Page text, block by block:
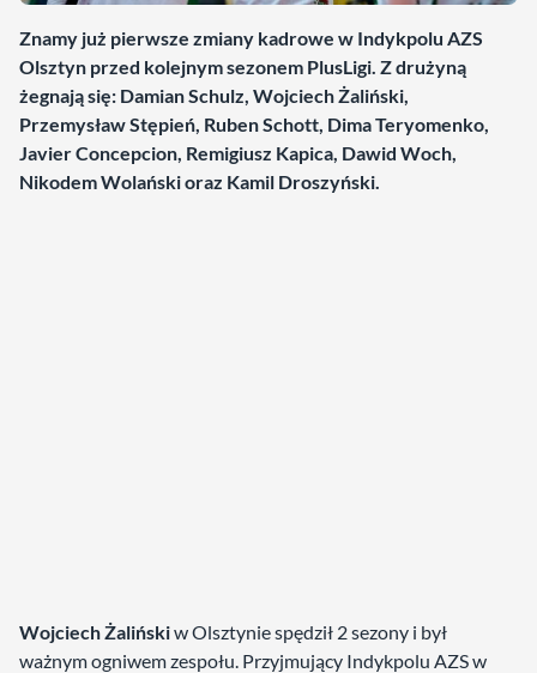
Znamy już pierwsze zmiany kadrowe w Indykpolu AZS
Olsztyn przed kolejnym sezonem PlusLigi. Z drużyną
żegnają się: Damian Schulz, Wojciech Żaliński,
Przemysław Stępień, Ruben Schott, Dima Teryomenko,
Javier Concepcion, Remigiusz Kapica, Dawid Woch,
Nikodem Wolański oraz Kamil Droszyński.
Wojciech Żalińskiw Olsztynie spędził 2 sezony i był
ważnym ogniwem zespołu. Przyjmujący Indykpolu AZS w